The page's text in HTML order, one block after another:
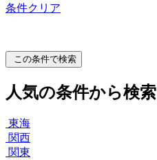
条件クリア
この条件で検索
人気の条件から検索
東海
関西
関東